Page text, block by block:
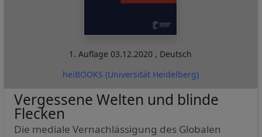
1. Auflage03.12.2020 , Deutsch
heiBOOKS (Universität Heidelberg)
Vergessene Welten und blinde
Flecken
Die mediale Vernachlässigung des Globalen